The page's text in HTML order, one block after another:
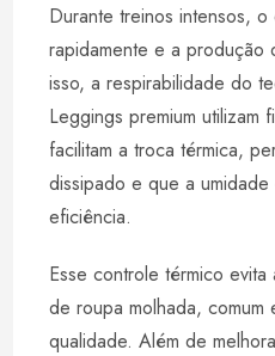
Durante treinos intensos,
rapidamente e a produção
isso, a respirabilidade do
Leggings premium utilizam
facilitam a troca térmica,
dissipado e que a
eficiência.
Esse controle térmico
de roupa molhada, comum
qualidade. Além de